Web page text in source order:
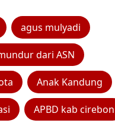
agus mulyadi
dari ASN
Anak Kandung
APBD kab cirebon